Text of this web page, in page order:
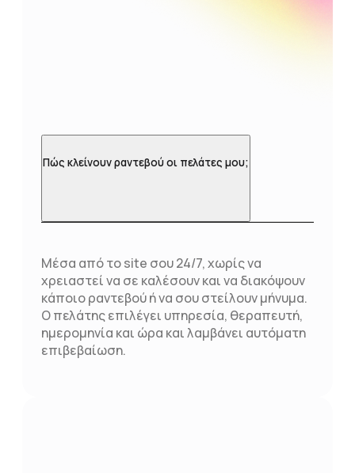
Πώς κλείνουν ραντεβού οι πελάτες μου;
Μέσα από το site σου 24/7, χωρίς να
χρειαστεί να σε καλέσουν και να διακόψουν
κάποιο ραντεβού ή να σου στείλουν μήνυμα.
Ο πελάτης επιλέγει υπηρεσία, θεραπευτή,
ημερομηνία και ώρα και λαμβάνει αυτόματη
επιβεβαίωση.